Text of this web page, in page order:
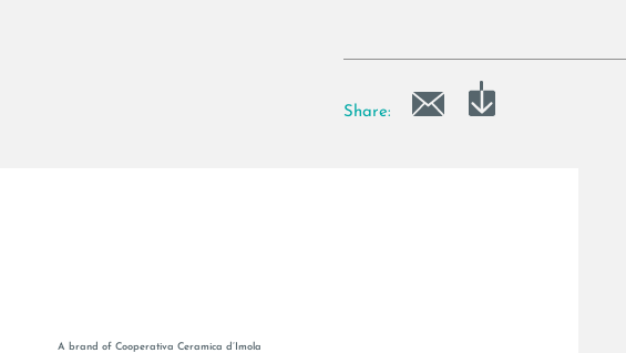
Share:
A brand of Cooperativa Ceramica d’Imola